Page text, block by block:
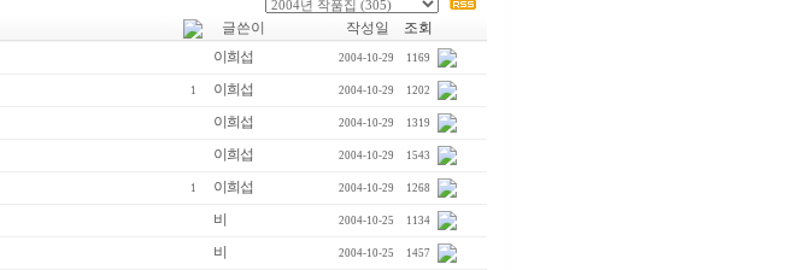
글쓴이 작성일 조회
이희섭 2004-10-29 1169
1 이희섭 2004-10-29 1202
이희섭 2004-10-29 1319
이희섭 2004-10-29 1543
1 이희섭 2004-10-29 1268
비 2004-10-25 1134
비 2004-10-25 1457